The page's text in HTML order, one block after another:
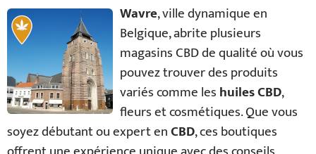
Wavre, ville dynamique en
Belgique, abrite plusieurs
magasins CBD de qualité où vous
pouvez trouver des produits
variés comme leshuiles CBD,
fleurs et cosmétiques. Que vous
soyez débutant ou expert enCBD, ces boutiques